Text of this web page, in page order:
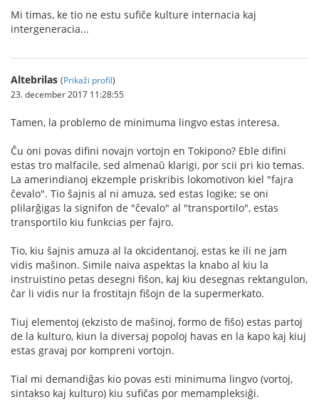
Mi timas, ke tio ne estu sufiĉe kulture internacia kaj
intergeneracia...
Altebrilas (Prikaži profil)
23. december 2017 11:28:55
Tamen, la problemo de minimuma lingvo estas interesa.
Ĉu oni povas difini novajn vortojn en Tokipono? Eble difini
estas tro malfacile, sed almenaŭ klarigi, por scii pri kio temas.
La amerindianoj ekzemple priskribis lokomotivon kiel "fajra
ĉevalo". Tio ŝajnis al ni amuza, sed estas logike; se oni
plilarĝigas la signifon de "ĉevalo" al "transportilo", estas
transportilo kiu funkcias per fajro.
Tio, kiu ŝajnis amuza al la okcidentanoj, estas ke ili ne jam
vidis maŝinon. Simile naiva aspektas la knabo al kiu la
instruistino petas desegni fiŝon, kaj kiu desegnas rektangulon,
ĉar li vidis nur la frostitajn fiŝojn de la supermerkato.
Tiuj elementoj (ekzisto de maŝinoj, formo de fiŝo) estas partoj
de la kulturo, kiun la diversaj popoloj havas en la kapo kaj kiuj
estas gravaj por kompreni vortojn.
Tial mi demandiĝas kio povas esti minimuma lingvo (vortoj,
sintakso kaj kulturo) kiu sufiĉas por memampleksiĝi.